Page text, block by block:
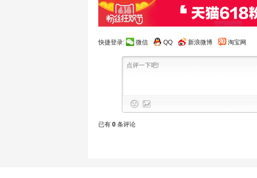
快捷登录: 微信 QQ 新浪微博 淘宝网
已有 0 条评论